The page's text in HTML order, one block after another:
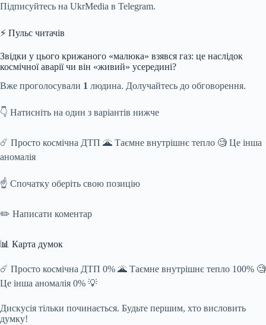
Підписуйтесь на UkrMedia в Telegram.
⚡ Пульс читачів
Звідки у цього крижаного «малюка» взявся газ: це наслідок
космічної аварії чи він «живий» усередині?
Вже проголосували 1 людина. Долучайтесь до обговорення.
👇 Натисніть на один з варіантів нижче
☄️ Просто космічна ДТП 🌋 Таємне внутрішнє тепло 🧐 Це інша
аномалія
☝️ Спочатку оберіть свою позицію
✏️ Написати коментар
📊 Карта думок
☄️ Просто космічна ДТП 0% 🌋 Таємне внутрішнє тепло 100% 🧐
Це інша аномалія 0% 💡
Дискусія тільки починається. Будьте першим, хто висловить
думку!